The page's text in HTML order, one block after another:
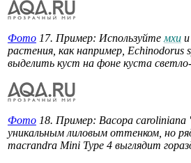
Фото 17. Пример: Используйте мхи
растения, как например, Echinodorus
выделить куст на фоне куста
Фото 18. Пример: Bacopa
уникальным лиловым оттенком, но
macrandra Mini Type 4 выглядит